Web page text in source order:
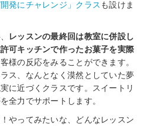
開発にチャレンジ」クラス も設けま
レッスンの最終回は教室に併設し
可キッチンで作ったお菓子を実際
様の反応をみることができます。
ス、なんとなく漠然としていた夢
に近づくクラスです。スイートリ
全力でサポートします。
やってみたいな、どんなレッスン